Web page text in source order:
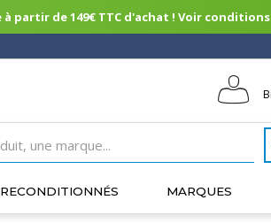
partir de 149€ TTC d'achat ! Voir
RECONDITIONNÉS MARQUES